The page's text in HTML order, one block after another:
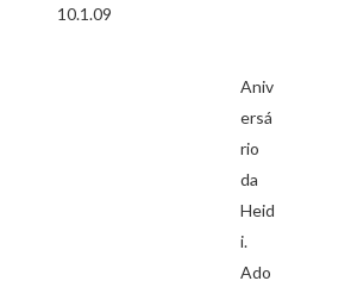
10.1.09
Aniv
ersá
rio
da
Heid
i.
Ado